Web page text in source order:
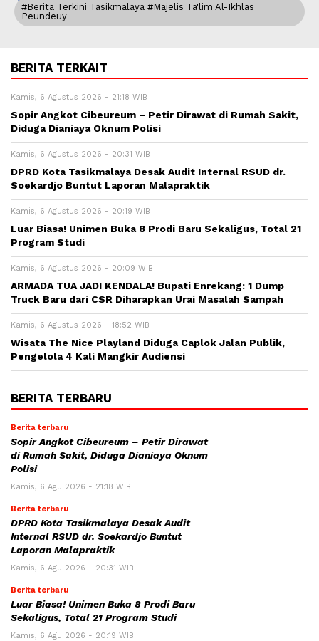
#berita Terkini Tasikmalaya #Majelis Ta'lim Al-Ikhlas
Peundeuy
BERITA TERKAIT
Kamis, 6 Agustus 2026 - 21:18 WIB
Sopir Angkot Cibeureum – Petir Dirawat di Rumah Sakit,
Diduga Dianiaya Oknum Polisi
Kamis, 6 Agustus 2026 - 20:31 WIB
DPRD Kota Tasikmalaya Desak Audit Internal RSUD dr.
Soekardjo Buntut Laporan Malapraktik
Kamis, 6 Agustus 2026 - 20:19 WIB
Luar Biasa! Unimen Buka 8 Prodi Baru Sekaligus, Total 21
Program Studi
Kamis, 6 Agustus 2026 - 20:09 WIB
ARMADA TUA JADI KENDALA! Bupati Enrekang: 1 Dump
Truck Baru dari CSR Diharapkan Urai Masalah Sampah
Kamis, 6 Agustus 2026 - 18:52 WIB
Wisata The Nice Playland Diduga Caplok Jalan Publik,
Pengelola 4 Kali Mangkir Audiensi
BERITA TERBARU
Berita terbaru
Sopir Angkot Cibeureum – Petir Dirawat
di Rumah Sakit, Diduga Dianiaya Oknum
Polisi
Kamis, 6 Agu 2026 - 21:18 WIB
Berita terbaru
DPRD Kota Tasikmalaya Desak Audit
Internal RSUD dr. Soekardjo Buntut
Laporan Malapraktik
Kamis, 6 Agu 2026 - 20:31 WIB
Berita terbaru
Luar Biasa! Unimen Buka 8 Prodi Baru
Sekaligus, Total 21 Program Studi
Kamis, 6 Agu 2026 - 20:19 WIB